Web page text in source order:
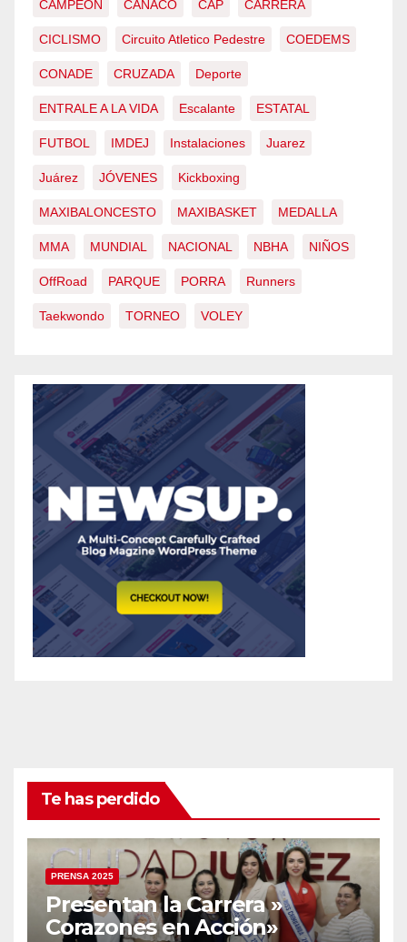
CAMPEÓN CANACO CAP CARRERA
CICLISMO Circuito Atletico Pedestre COEDEMS
CONADE CRUZADA Deporte
ENTRALE A LA VIDA Escalante ESTATAL
FUTBOL IMDEJ Instalaciones Juarez
Juárez JÓVENES Kickboxing
MAXIBALONCESTO MAXIBASKET MEDALLA
MMA MUNDIAL NACIONAL NBHA NIÑOS
OffRoad PARQUE PORRA Runners
Taekwondo TORNEO VOLEY
Te has perdido
PRENSA 2025
Presentan la Carrera »
Corazones en Acción»